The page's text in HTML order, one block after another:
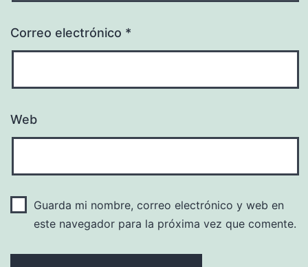
Correo electrónico *
Web
Guarda mi nombre, correo electrónico y web en
este navegador para la próxima vez que comente.